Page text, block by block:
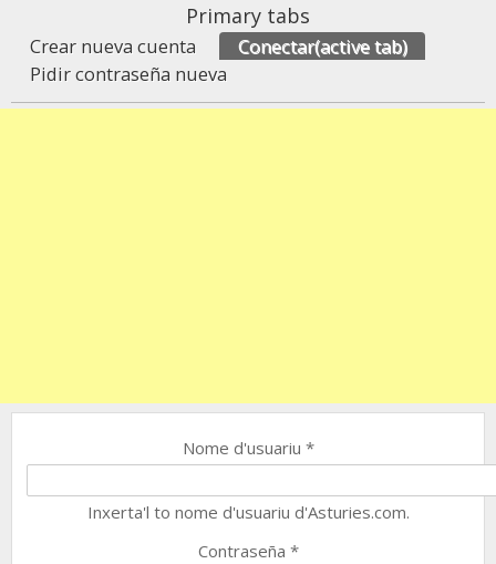
Primary tabs
Crear nueva cuenta Conectar(active tab)
Pidir contraseña nueva
Nome d'usuariu *
Inxerta'l to nome d'usuariu d'Asturies.com.
Contraseña *